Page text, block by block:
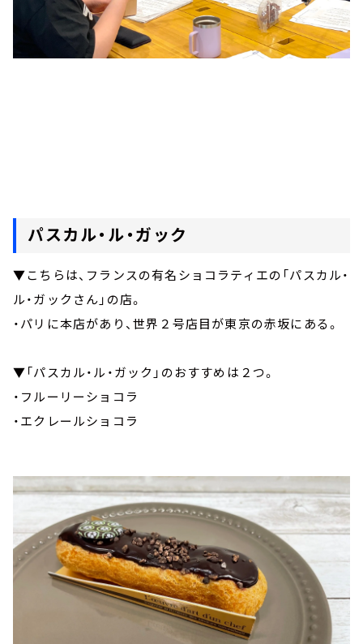
パスカル・ル・ガック
▼こちらは、フランスの有名ショコラティエの「パスカル・
ル・ガックさん」の店。
・パリに本店があり、世界２号店目が東京の赤坂にある。
▼「パスカル・ル・ガック」のおすすめは２つ。
・フルーリーショコラ
・エクレールショコラ